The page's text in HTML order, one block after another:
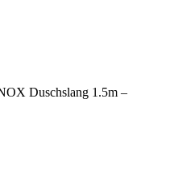
Duschslang 1.5m –